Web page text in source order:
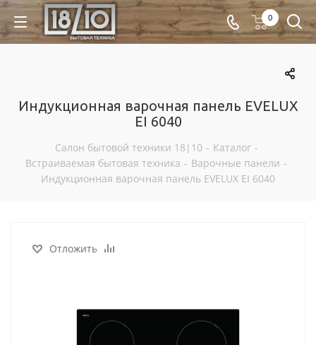
0
Индукционная варочная панель EVELUX
EI 6040
Салон бытовой техники 18|10 - Каталог -
Встраиваемая бытовая техника - Варочные панели -
Индукционная варочная панель EVELUX EI 6040
Отложить